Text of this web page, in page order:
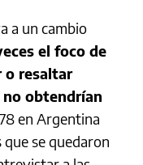
a un cambio
el foco de
o resaltar
obtendrían
en Argentina
se quedaron